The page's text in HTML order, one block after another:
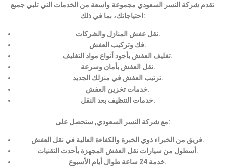
تقدم شركة النسر السعودي مجموعة واسعة من الخدمات التي تلبي جميع
احتياجاتك، بما في ذلك:
نقل عفش المنازل والشركات.
فك وتركيب العفش.
تغليف العفش بأجود أنواع مواد التغليف.
نقل العفش بأمان وسرعة.
ترتيب العفش في منزلك الجديد.
خدمات تخزين العفش.
خدمات التنظيف بعد النقل.
مع شركة النسر السعودي, ستحصل على:
فريق من الخبراء ذوي الخبرة والكفاءة العالية في نقل العفش.
أسطول من سيارات نقل العفش المجهزة بأحدث التقنيات.
خدمة 24 ساعة طوال أيام الأسبوع.